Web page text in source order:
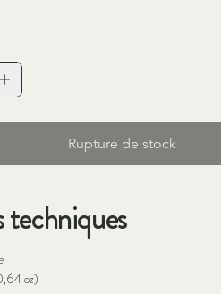
Rupture de stock
techniques
oz)